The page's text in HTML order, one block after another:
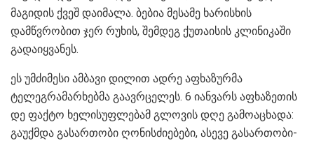
მაგიდის ქვეშ დაიმალა. ბებია მესამე ხარისხის
დამწვრობით ჯერ რუხის, შემდეგ ქუთაისის კლინიკაში
გადაიყვანეს.
ეს უმძიმესი ამბავი დილით ადრე აფხაზურმა
ტელეგრამარხებმა გაავრცელეს. 6 იანვარს აფხაზეთის
დე ფაქტო ხელისუფლებამ გლოვის დღე გამოაცხადა:
გაუქმდა გასართობი ღონისძიებები, ასევე გასართობი­